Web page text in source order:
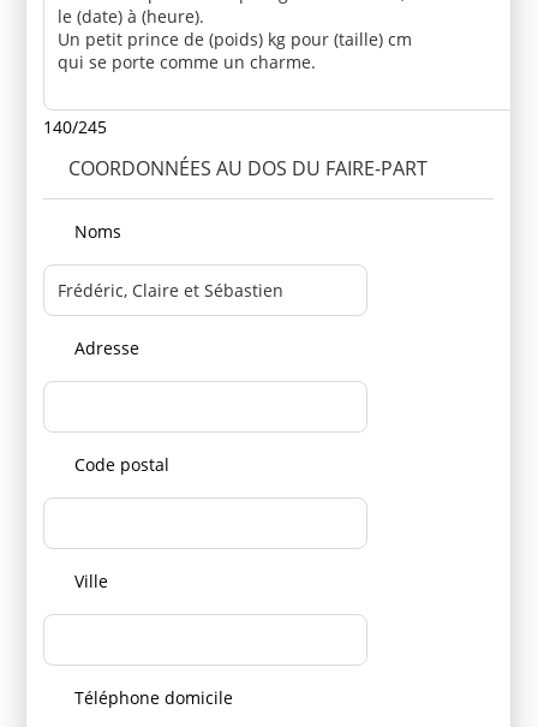
140/245
COORDONNÉES AU DOS DU FAIRE-PART
Noms
Adresse
Code postal
Ville
Téléphone domicile